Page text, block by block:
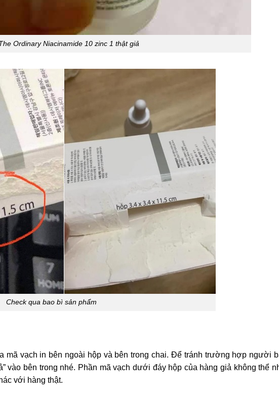
Ordinary Niacinamide 10 zinc 1 thật giả
Check qua bao bì sản phẩm
mã vạch in bên ngoài hộp và bên trong chai. Để tránh trường hợp người
vào bên trong nhé. Phần mã vạch dưới đáy hộp của hàng giả không thể
với hàng thật.